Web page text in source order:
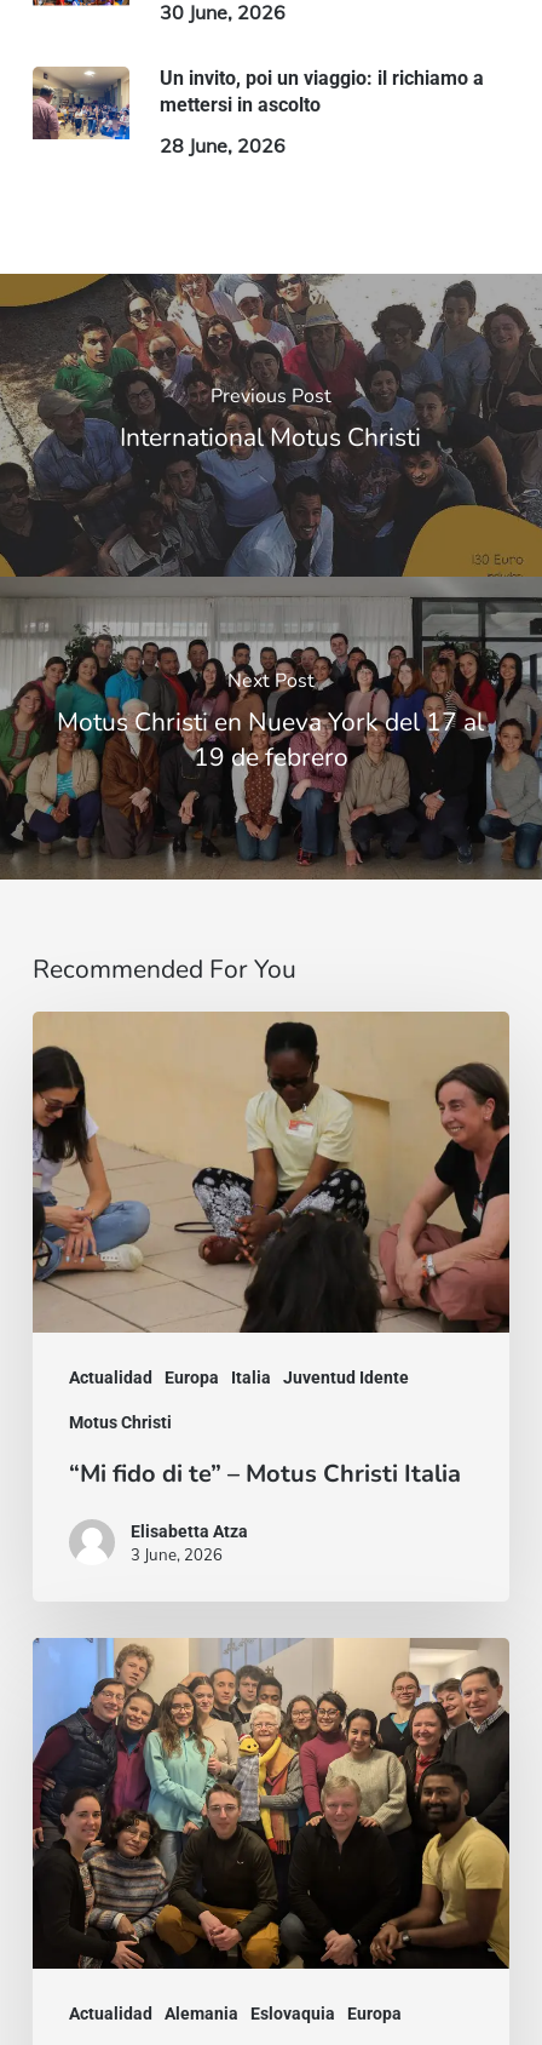
30 June, 2026
Un invito, poi un viaggio: il richiamo a
mettersi in ascolto
28 June, 2026
Previous Post
International Motus Christi
Next Post
Motus Christi en Nueva York del 17 al
19 de febrero
Recommended For You
Actualidad Europa Italia Juventud Idente
Motus Christi
fido
di
te”
–
Motus
Christi
Italia
“Mi fido di te” – Motus Christi Italia
Elisabetta Atza
3 June, 2026
Actualidad Alemania Eslovaquia Europa
de
ser
nuevos:
Motus
Christi
Internacional
en
Praga